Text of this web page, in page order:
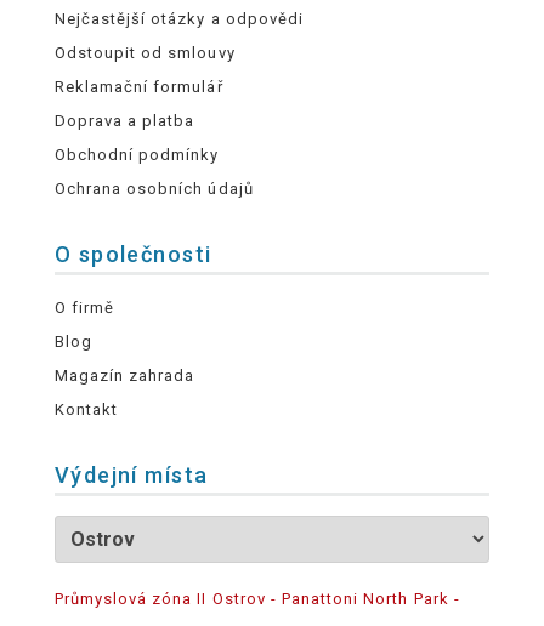
Nejčastější otázky a odpovědi
Odstoupit od smlouvy
Reklamační formulář
Doprava a platba
Obchodní podmínky
Ochrana osobních údajů
O společnosti
O firmě
Blog
Magazín zahrada
Kontakt
Výdejní místa
Průmyslová zóna II Ostrov - Panattoni North Park -